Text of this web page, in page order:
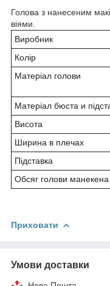
Голова з нанесеним
віями.
Виробник
Колір
Матеріал голови
Матеріал бюста и
Висота
Ширина в плечах
Підставка
Обсяг голови манекена
Приховати
Умови доставки